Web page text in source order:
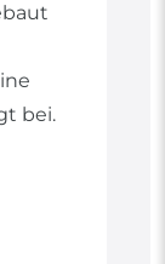
bei.